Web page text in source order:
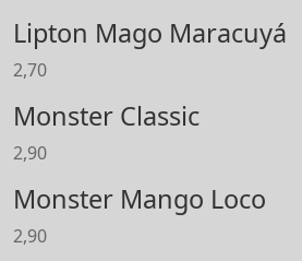
Lipton Mago Maracuyá
2,70
Monster Classic
2,90
Monster Mango Loco
2,90